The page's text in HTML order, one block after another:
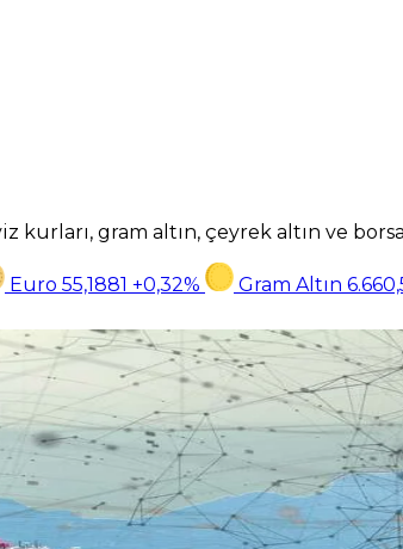
kurları, gram altın, çeyrek altın ve
Euro 55,1881 +0,32% Gram Altın